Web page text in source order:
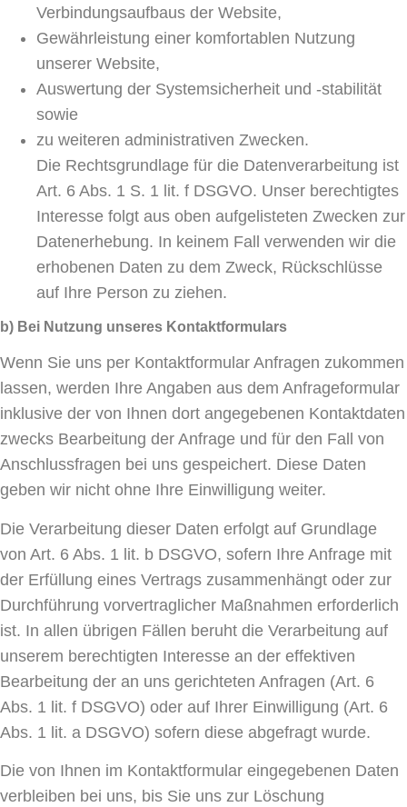
Verbindungsaufbaus der Website,
Gewährleistung einer komfortablen Nutzung
unserer Website,
Auswertung der Systemsicherheit und -stabilität
sowie
zu weiteren administrativen Zwecken.
Die Rechtsgrundlage für die Datenverarbeitung ist
Art. 6 Abs. 1 S. 1 lit. f DSGVO. Unser berechtigtes
Interesse folgt aus oben aufgelisteten Zwecken zur
Datenerhebung. In keinem Fall verwenden wir die
erhobenen Daten zu dem Zweck, Rückschlüsse
auf Ihre Person zu ziehen.
b) Bei Nutzung unseres Kontaktformulars
Wenn Sie uns per Kontaktformular Anfragen zukommen
lassen, werden Ihre Angaben aus dem Anfrageformular
inklusive der von Ihnen dort angegebenen Kontaktdaten
zwecks Bearbeitung der Anfrage und für den Fall von
Anschlussfragen bei uns gespeichert. Diese Daten
geben wir nicht ohne Ihre Einwilligung weiter.
Die Verarbeitung dieser Daten erfolgt auf Grundlage
von Art. 6 Abs. 1 lit. b DSGVO, sofern Ihre Anfrage mit
der Erfüllung eines Vertrags zusammenhängt oder zur
Durchführung vorvertraglicher Maßnahmen erforderlich
ist. In allen übrigen Fällen beruht die Verarbeitung auf
unserem berechtigten Interesse an der effektiven
Bearbeitung der an uns gerichteten Anfragen (Art. 6
Abs. 1 lit. f DSGVO) oder auf Ihrer Einwilligung (Art. 6
Abs. 1 lit. a DSGVO) sofern diese abgefragt wurde.
Die von Ihnen im Kontaktformular eingegebenen Daten
verbleiben bei uns, bis Sie uns zur Löschung